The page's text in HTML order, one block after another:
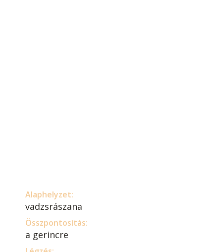
Alaphelyzet:
vadzsrászana
Összpontosítás:
a gerincre